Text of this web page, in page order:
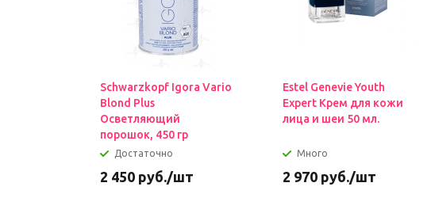
Schwarzkopf Igora Vario
Blond Plus
Осветляющий
порошок, 450 гр
Достаточно
2 450 руб./шт
Estel Genevie Youth
Expert Крем для кожи
лица и шеи 50 мл.
Много
2 970 руб./шт